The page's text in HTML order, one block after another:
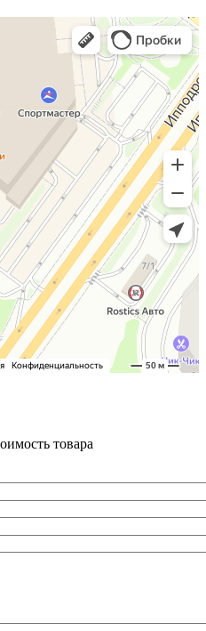
товара